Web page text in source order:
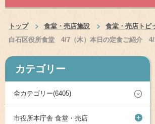
トップ 食堂・売店施設
食堂・売店トピ
白石区役所食堂 4/7（木）本日の定食ご紹介 4/
カテゴリー
全カテゴリー(6405)
市役所本庁舎 食堂・売店 +